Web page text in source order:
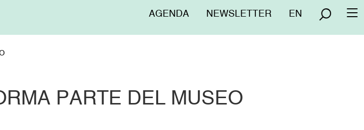
Menú
AGENDA NEWSLETTER EN
PARTE DEL MUSEO